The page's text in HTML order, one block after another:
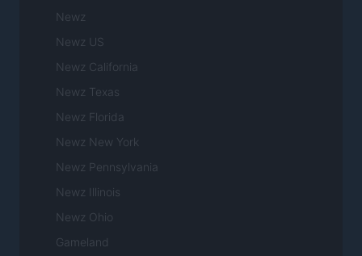
Newz
Newz US
Newz California
Newz Texas
Newz Florida
Newz New York
Newz Pennsylvania
Newz Illinois
Newz Ohio
Gameland